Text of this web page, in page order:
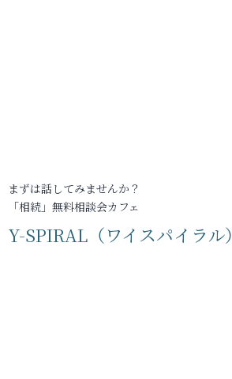
まずは話してみませんか？
「相続」無料相談会カフェ
Y-SPIRAL（ワイスパイラル）